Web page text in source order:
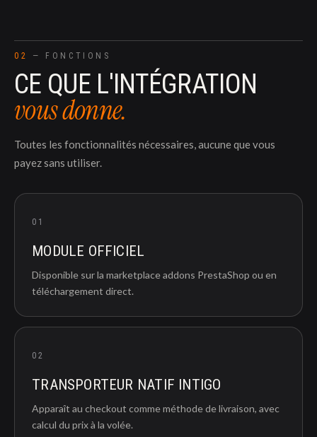
02 — FONCTIONS
CE QUE L'INTÉGRATION
vous donne.
Toutes les fonctionnalités nécessaires, aucune que vous
payez sans utiliser.
01
MODULE OFFICIEL
Disponible sur la marketplace addons PrestaShop ou en
téléchargement direct.
02
TRANSPORTEUR NATIF INTIGO
Apparaît au checkout comme méthode de livraison, avec
calcul du prix à la volée.